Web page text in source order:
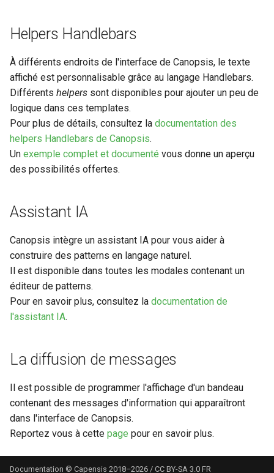
Helpers Handlebars
À différents endroits de l'interface de Canopsis, le texte
affiché est personnalisable grâce au langage Handlebars.
Différents helpers sont disponibles pour ajouter un peu de
logique dans ces templates.
Pour plus de détails, consultez la documentation des
helpers Handlebars de Canopsis.
Un exemple complet et documenté vous donne un aperçu
des possibilités offertes.
Assistant IA
Canopsis intègre un assistant IA pour vous aider à
construire des patterns en langage naturel.
Il est disponible dans toutes les modales contenant un
éditeur de patterns.
Pour en savoir plus, consultez la documentation de
l'assistant IA.
La diffusion de messages
Il est possible de programmer l'affichage d'un bandeau
contenant des messages d'information qui apparaîtront
dans l'interface de Canopsis.
Reportez vous à cette page pour en savoir plus.
Documentation © Capensis 2018–2026 / CC BY-SA 3.0 FR